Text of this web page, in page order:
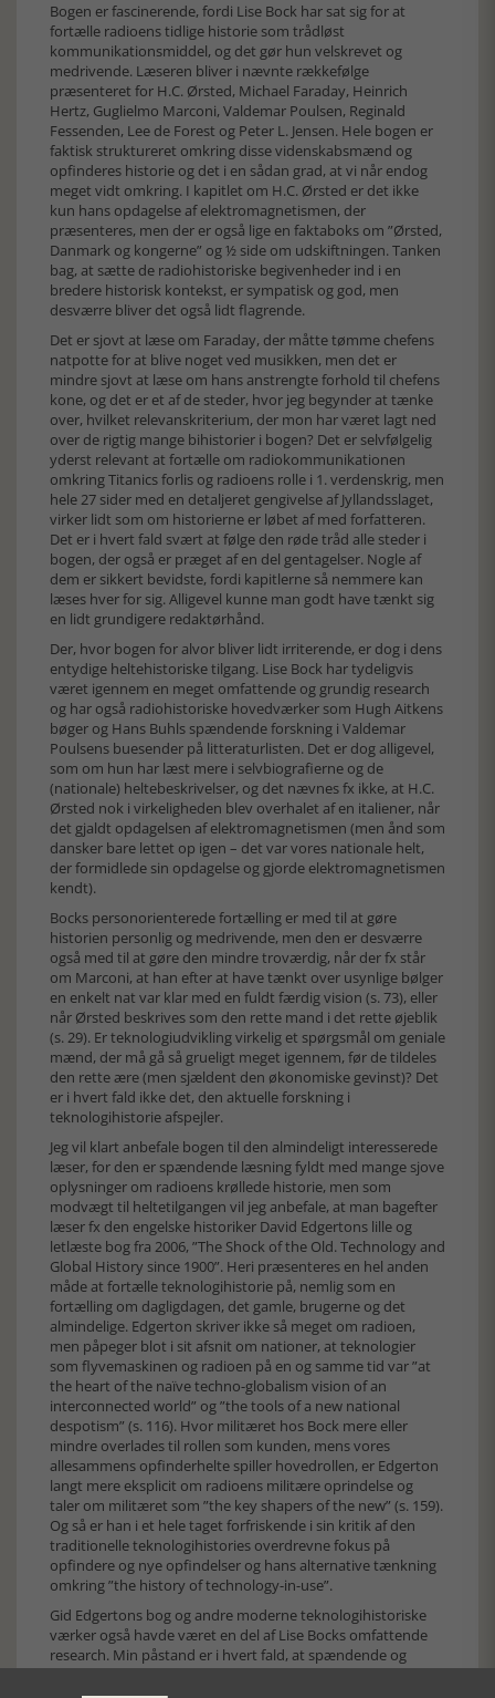
Bogen er fascinerende, fordi Lise Bock har sat sig for at
fortælle radioens tidlige historie som trådløst
kommunikationsmiddel, og det gør hun velskrevet og
medrivende. Læseren bliver i nævnte rækkefølge
præsenteret for H.C. Ørsted, Michael Faraday, Heinrich
Hertz, Guglielmo Marconi, Valdemar Poulsen, Reginald
Fessenden, Lee de Forest og Peter L. Jensen. Hele bogen er
faktisk struktureret omkring disse videnskabsmænd og
opfinderes historie og det i en sådan grad, at vi når endog
meget vidt omkring. I kapitlet om H.C. Ørsted er det ikke
kun hans opdagelse af elektromagnetismen, der
præsenteres, men der er også lige en faktaboks om ”Ørsted,
Danmark og kongerne” og ½ side om udskiftningen. Tanken
bag, at sætte de radiohistoriske begivenheder ind i en
bredere historisk kontekst, er sympatisk og god, men
desværre bliver det også lidt flagrende.
Det er sjovt at læse om Faraday, der måtte tømme chefens
natpotte for at blive noget ved musikken, men det er
mindre sjovt at læse om hans anstrengte forhold til chefens
kone, og det er et af de steder, hvor jeg begynder at tænke
over, hvilket relevanskriterium, der mon har været lagt ned
over de rigtig mange bihistorier i bogen? Det er selvfølgelig
yderst relevant at fortælle om radiokommunikationen
omkring Titanics forlis og radioens rolle i 1. verdenskrig, men
hele 27 sider med en detaljeret gengivelse af Jyllandsslaget,
virker lidt som om historierne er løbet af med forfatteren.
Det er i hvert fald svært at følge den røde tråd alle steder i
bogen, der også er præget af en del gentagelser. Nogle af
dem er sikkert bevidste, fordi kapitlerne så nemmere kan
læses hver for sig. Alligevel kunne man godt have tænkt sig
en lidt grundigere redaktørhånd.
Der, hvor bogen for alvor bliver lidt irriterende, er dog i dens
entydige heltehistoriske tilgang. Lise Bock har tydeligvis
været igennem en meget omfattende og grundig research
og har også radiohistoriske hovedværker som Hugh Aitkens
bøger og Hans Buhls spændende forskning i Valdemar
Poulsens buesender på litteraturlisten. Det er dog alligevel,
som om hun har læst mere i selvbiografierne og de
(nationale) heltebeskrivelser, og det nævnes fx ikke, at H.C.
Ørsted nok i virkeligheden blev overhalet af en italiener, når
det gjaldt opdagelsen af elektromagnetismen (men ånd som
dansker bare lettet op igen – det var vores nationale helt,
der formidlede sin opdagelse og gjorde elektromagnetismen
kendt).
Bocks personorienterede fortælling er med til at gøre
historien personlig og medrivende, men den er desværre
også med til at gøre den mindre troværdig, når der fx står
om Marconi, at han efter at have tænkt over usynlige bølger
en enkelt nat var klar med en fuldt færdig vision (s. 73), eller
når Ørsted beskrives som den rette mand i det rette øjeblik
(s. 29). Er teknologiudvikling virkelig et spørgsmål om geniale
mænd, der må gå så grueligt meget igennem, før de tildeles
den rette ære (men sjældent den økonomiske gevinst)? Det
er i hvert fald ikke det, den aktuelle forskning i
teknologihistorie afspejler.
Jeg vil klart anbefale bogen til den almindeligt interesserede
læser, for den er spændende læsning fyldt med mange sjove
oplysninger om radioens krøllede historie, men som
modvægt til heltetilgangen vil jeg anbefale, at man bagefter
læser fx den engelske historiker David Edgertons lille og
letlæste bog fra 2006, ”The Shock of the Old. Technology and
Global History since 1900”. Heri præsenteres en hel anden
måde at fortælle teknologihistorie på, nemlig som en
fortælling om dagligdagen, det gamle, brugerne og det
almindelige. Edgerton skriver ikke så meget om radioen,
men påpeger blot i sit afsnit om nationer, at teknologier
som flyvemaskinen og radioen på en og samme tid var ”at
the heart of the naïve techno-globalism vision of an
interconnected world” og ”the tools of a new national
despotism” (s. 116). Hvor militæret hos Bock mere eller
mindre overlades til rollen som kunden, mens vores
allesammens opfinderhelte spiller hovedrollen, er Edgerton
langt mere eksplicit om radioens militære oprindelse og
taler om militæret som ”the key shapers of the new” (s. 159).
Og så er han i et hele taget forfriskende i sin kritik af den
traditionelle teknologihistories overdrevne fokus på
opfindere og nye opfindelser og hans alternative tænkning
omkring ”the history of technology-in-use”.
Gid Edgertons bog og andre moderne teknologihistoriske
værker også havde været en del af Lise Bocks omfattende
research. Min påstand er i hvert fald, at spændende og
medrivende bøger om teknologihistoriske emner ikke